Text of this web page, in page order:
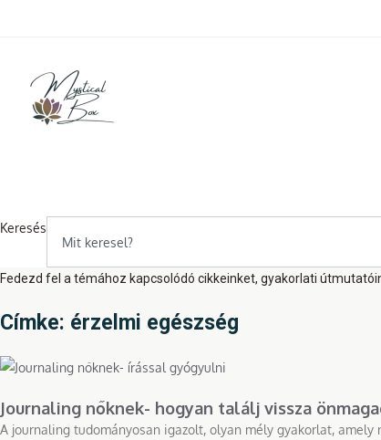
Keresés
Fedezd fel a témához kapcsolódó cikkeinket, gyakorlati
Címke: érzelmi egészség
Journaling nőknek- hogyan találj vissza
A journaling tudományosan igazolt, olyan mély gyakorlat,